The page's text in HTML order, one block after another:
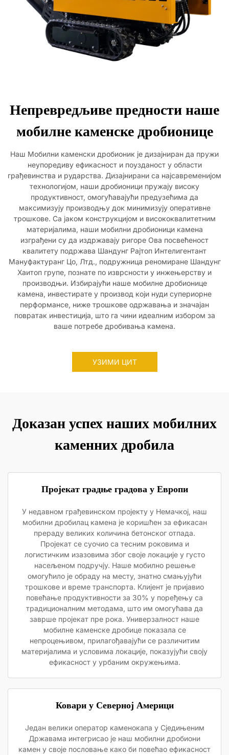
Непревредљиве предности наше
мобилне каменске дробионице
Наш Мобилни каменски дробионик је дизајниран да пружи
неупоредиву ефикасност и поузданост у области
грађевинства и рударства. Дизајнирани са најсавременијом
технологијом, наши дробионици пружају високу
продуктивност, омогућавајући предузећима да
максимизују производњу док минимизују оперативне
трошкове. Са јаком конструкцијом и висококвалитетним
материјалима, наши мобилни дробионици камена
изграђени су да издржавају ригоре Ова посвећеност
квалитету подржава Шандунг Рајтоп Интелигентант
Мануфактуранг Цо, Лтд., подружница реномиране Шандунг
Хаитоп групе, познате по изврсности у инжењерству и
производњи. Избирајући наше мобилне дробионице
камена, инвестирате у производ који нуди супериорне
перформансе, ниже трошкове одржавања и значајан
повратак инвестиција, што га чини идеалним избором за
ваше потребе дробивања камена.
УЗИМИ ЦИТ
Доказан успех наших мобилних
каменних дробила
Пројекат градње градова у Европи
У недавном грађевинском пројекту у Немачкој, наш
мобилни дробилац камена је коришћен за ефикасан
прераду великих количина бетонског отпада.
Пројекат се суочио са тесним роковима и
логистичким изазовима због своје локације у густо
насељеном подручју. Наше мобилно решење
омогућило је обраду на месту, знатно смањујући
трошкове и време транспорта. Клијент је пријавио
повећање продуктивности за 30% у поређењу са
традиционалним методама, што им омогућава да
заврше пројекат пре рока. Универзалност наше
мобилне каменске дробице показала се
непроцењивом, прилагођавајући се различитим
материјалима и условима локације, показујући своју
ефикасност у урбаним окружењима.
Ковари у Северној Америци
Један велики оператор каменокапа у Сједињеним
Државама интегрисао је наш мобилни дробиони
камен у своје пословање како би повећао ефикасност